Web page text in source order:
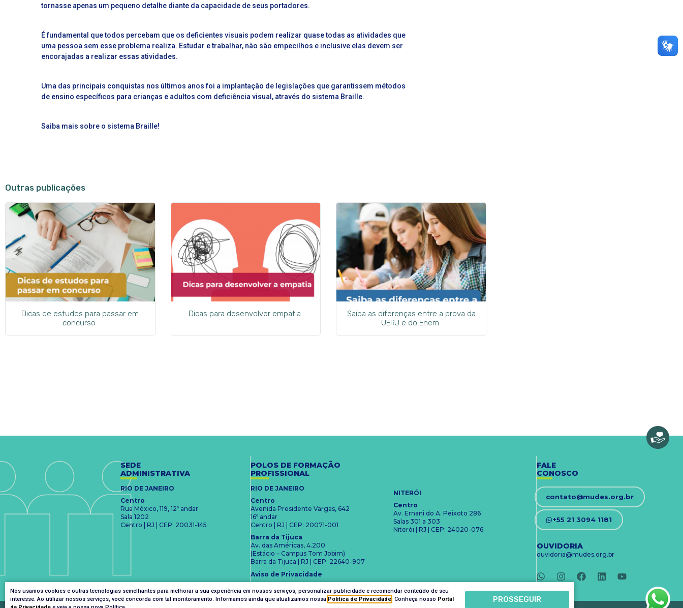
tornasse apenas um pequeno detalhe diante da capacidade de seus portadores.
É fundamental que todos percebam que os deficientes visuais podem realizar quase todas as atividades que
uma pessoa sem esse problema realiza. Estudar e trabalhar, não são empecilhos e inclusive elas devem ser
encorajadas a realizar essas atividades.
Uma das principais conquistas nos últimos anos foi a implantação de legislações que garantissem métodos
de ensino específicos para crianças e adultos com deficiência visual, através do sistema Braille.
Saiba mais sobre o sistema Braille!
Outras publicações
Dicas de estudos para passar em
concurso
Dicas para desenvolver empatia
Saiba as diferenças entre a prova da
UERJ e do Enem
SEDE
ADMINISTRATIVA
RIO DE JANEIRO
Centro
Rua México, 119, 12º andar
Sala 1202
Centro | RJ | CEP: 20031-145
POLOS DE FORMAÇÃO
PROFISSIONAL
RIO DE JANEIRO
Centro
Avenida Presidente Vargas, 642
16º andar
Centro | RJ | CEP: 20071-001
Barra da Tijuca
Av. das Américas, 4.200
(Estácio – Campus Tom Jobim)
Barra da Tijuca | RJ | CEP: 22640-907
Aviso de Privacidade
NITERÓI
Centro
Av. Ernani do A. Peixoto 286
Salas 301 a 303
Niterói | RJ | CEP: 24020-076
FALE
CONOSCO
contato@mudes.org.br
+55 21 3094 1181
OUVIDORIA
ouvidoria@mudes.org.br
Nós usamos cookies e outras tecnologias semelhantes para melhorar a sua experiência em nossos serviços, personalizar publicidade e recomendar conteúdo de seu
interesse. Ao utilizar nossos serviços, você concorda com tal monitoramento. Informamos ainda que atualizamos nossa Política de Privacidade . Conheça nosso Portal
PROSSEGUIR